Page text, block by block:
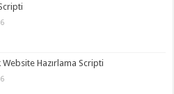
Website Hazırlama Scripti